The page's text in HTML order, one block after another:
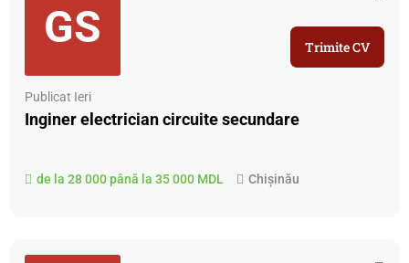
GS
Publicat Ieri
Inginer electrician circuite secundare
de la 28 000 până la 35 000 MDL Chișinău
Trimite CV